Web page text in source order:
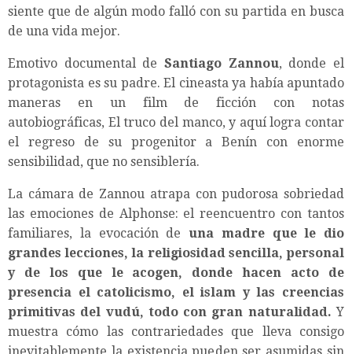
siente que de algún modo falló con su partida en busca
de una vida mejor.
Emotivo documental de Santiago Zannou, donde el
protagonista es su padre. El cineasta ya había apuntado
maneras en un film de ficción con notas
autobiográficas, El truco del manco, y aquí logra contar
el regreso de su progenitor a Benín con enorme
sensibilidad, que no sensiblería.
La cámara de Zannou atrapa con pudorosa sobriedad
las emociones de Alphonse: el reencuentro con tantos
familiares, la evocación de una madre que le dio
grandes lecciones, la religiosidad sencilla, personal
y de los que le acogen, donde hacen acto de
presencia el catolicismo, el islam y las creencias
primitivas del vudú, todo con gran naturalidad. Y
muestra cómo las contrariedades que lleva consigo
inevitablemente la existencia pueden ser asumidas sin